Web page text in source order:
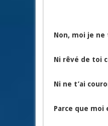
Non, moi je
Ni rêvé de toi
Ni ne t’ai
Parce que moi